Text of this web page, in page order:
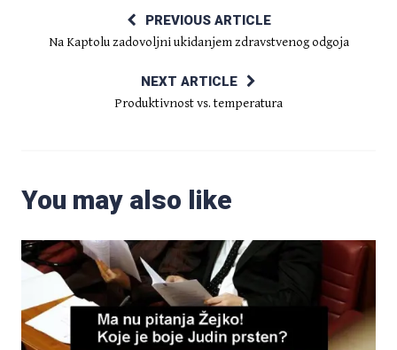
PREVIOUS ARTICLE
Na Kaptolu zadovoljni ukidanjem zdravstvenog odgoja
NEXT ARTICLE
Produktivnost vs. temperatura
You may also like